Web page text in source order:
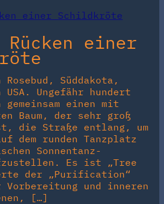
Rücken einer
Rosebud, Süddakota,
Ungefähr hundert
gemeinsam einen mit
Baum, der sehr groß
die Straße entlang, um
dem runden Tanzplatz
Sonnentanz-
Es ist „Tree
der „Purification“
und inneren
[…]